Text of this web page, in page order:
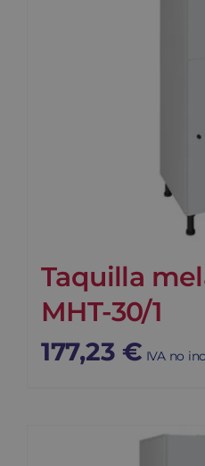
Taquilla
MHT-30/1
177,23 € IVA no